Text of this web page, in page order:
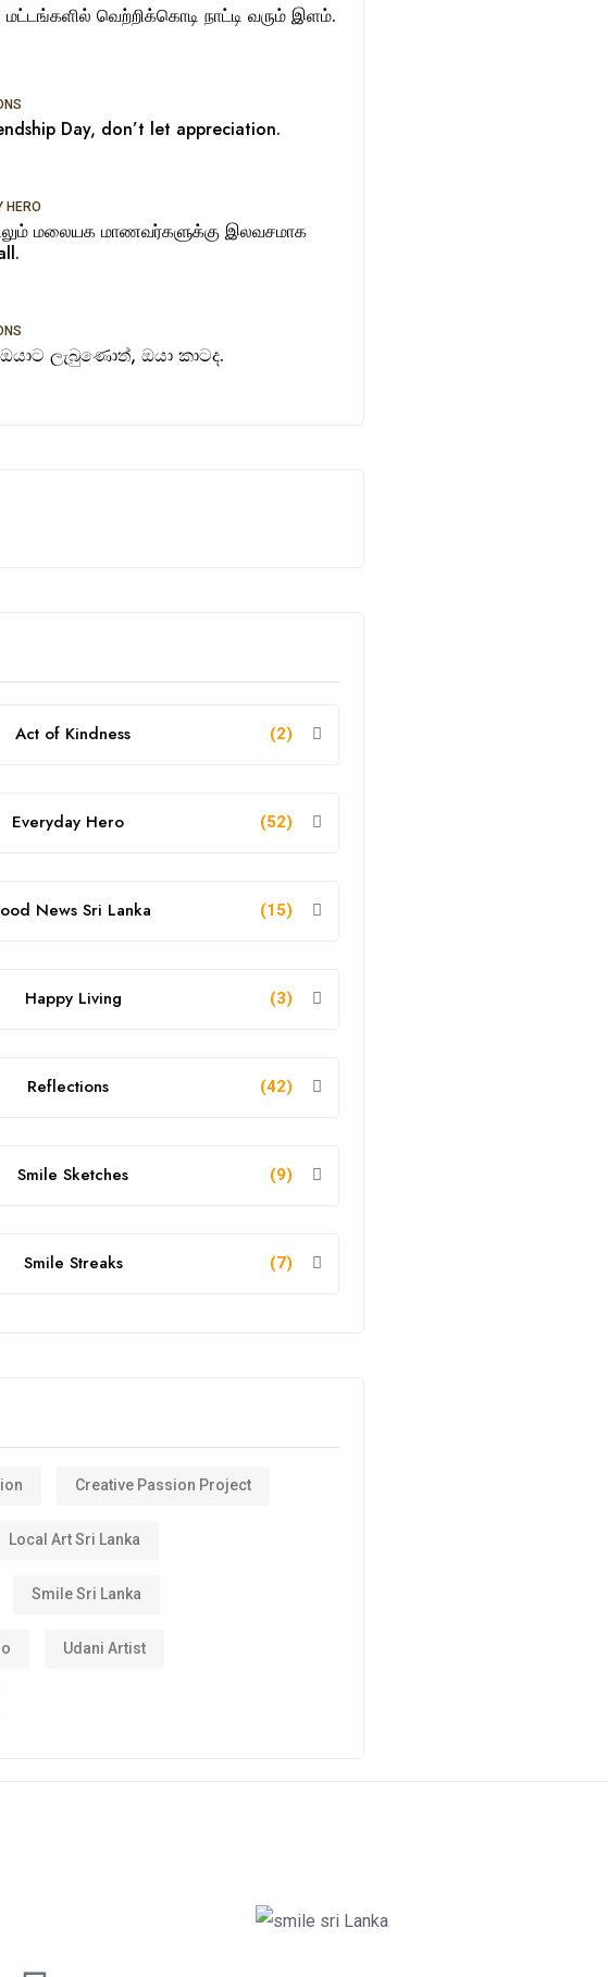
வெற்றிக்கொடி நாட்டி வரும் இளம்.
Day, don’t let appreciation.
HERO
மலையக மாணவர்களுக்கு இலவசமாக
ලැබුණොත්, ඔයා කාටද.
Act of Kindness (2)
Everyday Hero (52)
News Sri Lanka (15)
Happy Living (3)
Reflections (42)
Smile Sketches (9)
Smile Streaks (7)
Creative Passion Project
Local Art Sri Lanka
Smile Sri Lanka
Udani Artist